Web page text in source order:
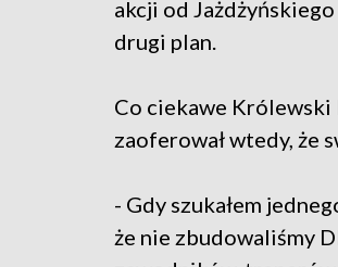
akcji od Jażdżyńskiego
drugi plan.
Co ciekawe Królewski
zaoferował wtedy, że
- Gdy szukałem
że nie zbudowaliśmy